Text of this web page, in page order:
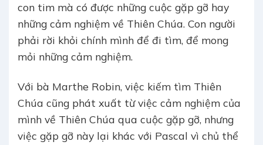
con tim mà có được những cuộc gặp gỡ hay
những cảm nghiệm về Thiên Chúa. Con người
phải rời khỏi chính mình để đi tìm, để mong
mỏi những cảm nghiệm.
Với bà Marthe Robin, việc kiếm tìm Thiên
Chúa cũng phát xuất từ việc cảm nghiệm của
mình về Thiên Chúa qua cuộc gặp gỡ, nhưng
việc gặp gỡ này lại khác với Pascal vì chủ thể